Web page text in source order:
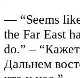
— “Seems
the Far East
do.” –
Дальнем